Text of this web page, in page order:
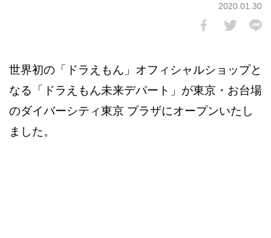
2020.01.30
世界初の「ドラえもん」オフィシャルショップと
なる「ドラえもん未来デパート」が東京・お台場
のダイバーシティ東京 プラザにオープンいたし
ました。